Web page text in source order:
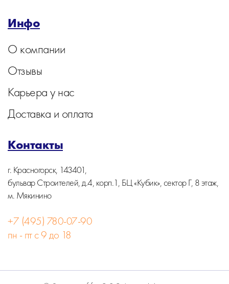
Инфо
О компании
Отзывы
Карьера у нас
Доставка и оплата
Контакты
г. Красногорск, 143401,
бульвар Строителей, д.4, корп.1, БЦ «Кубик», сектор Г, 8 этаж,
м. Мякинино
+7 (495) 780-07-90
пн - пт с 9 до 18